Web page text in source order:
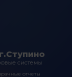
системы
отчеты